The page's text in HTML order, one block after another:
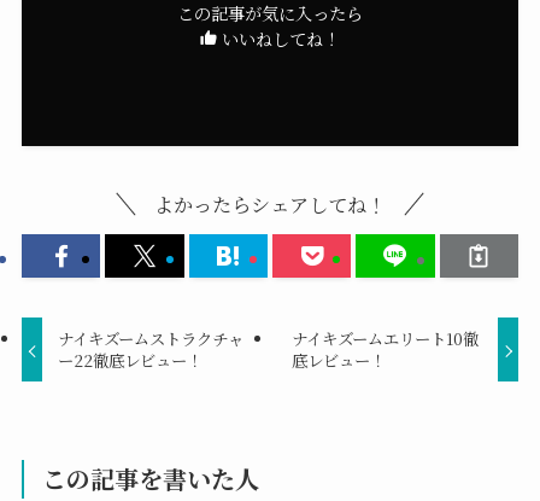
この記事が気に入ったら
いいねしてね！
よかったらシェアしてね！
ナイキズームストラクチャ
ー22徹底レビュー！
ナイキズームエリート10徹
底レビュー！
この記事を書いた人